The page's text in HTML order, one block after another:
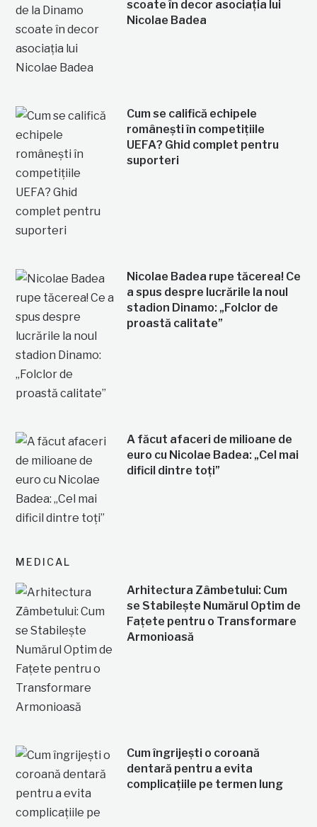
scoate în decor asociația lui
Nicolae Badea
Cum se califică echipele
românești în competițiile
UEFA? Ghid complet pentru
suporteri
Nicolae Badea rupe tăcerea! Ce
a spus despre lucrările la noul
stadion Dinamo: „Folclor de
proastă calitate”
A făcut afaceri de milioane de
euro cu Nicolae Badea: „Cel mai
dificil dintre toți”
MEDICAL
Arhitectura Zâmbetului: Cum
se Stabilește Numărul Optim de
Fațete pentru o Transformare
Armonioasă
Cum îngrijești o coroană
dentară pentru a evita
complicațiile pe termen lung